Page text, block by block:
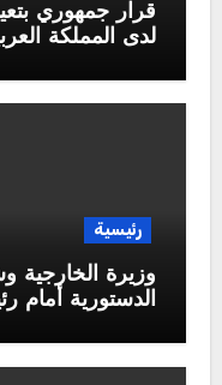
قرار جمهوري
لدى المملكة
رئيسية
وزيرة الخارجية
الدستورية أمام